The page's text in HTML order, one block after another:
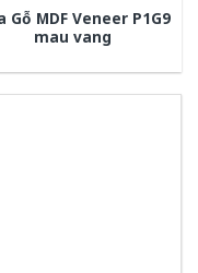
Gỗ MDF Veneer P1G9
mau vang